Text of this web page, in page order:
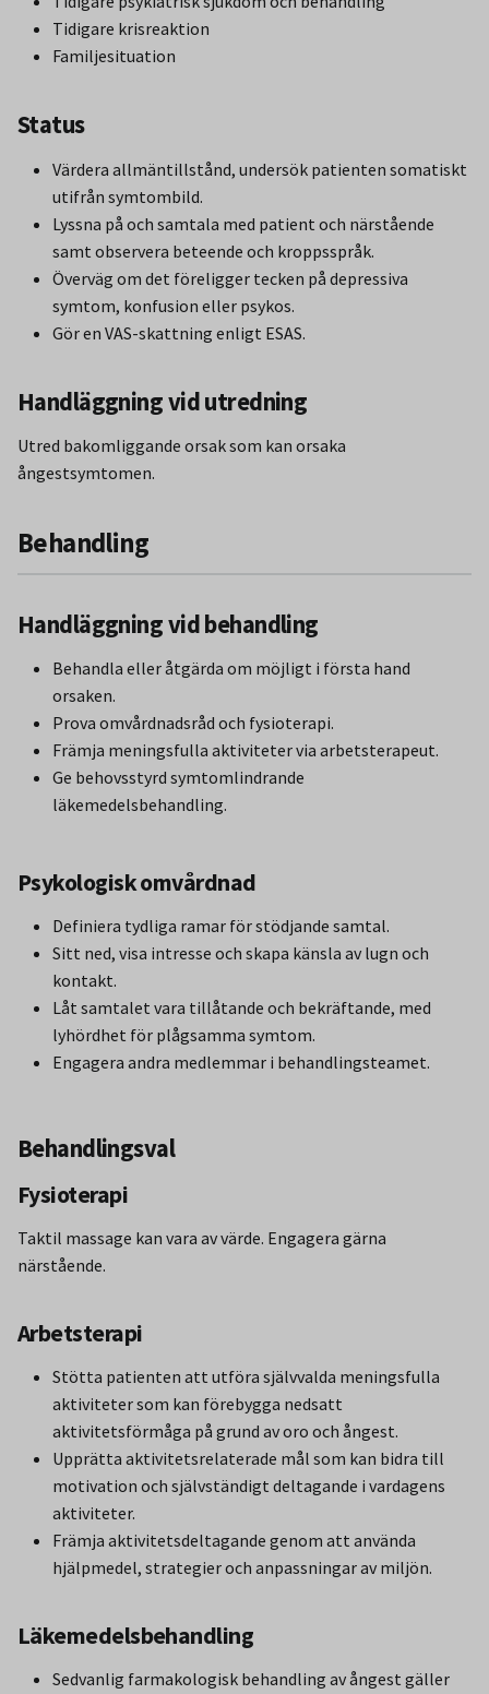
Tidigare krisreaktion
Familjesituation
Status
Värdera allmäntillstånd, undersök patienten somatiskt
utifrån symtombild.
Lyssna på och samtala med patient och närstående
samt observera beteende och kroppsspråk.
Överväg om det föreligger tecken på depressiva
symtom, konfusion eller psykos.
Gör en VAS-skattning enligt ESAS.
Handläggning vid utredning
Utred bakomliggande orsak som kan orsaka
ångestsymtomen.
Behandling
Handläggning vid behandling
Behandla eller åtgärda om möjligt i första hand
orsaken.
Prova omvårdnadsråd och fysioterapi.
Främja meningsfulla aktiviteter via arbetsterapeut.
Ge behovsstyrd symtomlindrande
läkemedelsbehandling.
Psykologisk omvårdnad
Definiera tydliga ramar för stödjande samtal.
Sitt ned, visa intresse och skapa känsla av lugn och
kontakt.
Låt samtalet vara tillåtande och bekräftande, med
lyhördhet för plågsamma symtom.
Engagera andra medlemmar i behandlingsteamet.
Behandlingsval
Fysioterapi
Taktil massage kan vara av värde. Engagera gärna
närstående.
Arbetsterapi
Stötta patienten att utföra självvalda meningsfulla
aktiviteter som kan förebygga nedsatt
aktivitetsförmåga på grund av oro och ångest.
Upprätta aktivitetsrelaterade mål som kan bidra till
motivation och självständigt deltagande i vardagens
aktiviteter.
Främja aktivitetsdeltagande genom att använda
hjälpmedel, strategier och anpassningar av miljön.
Läkemedelsbehandling
Sedvanlig farmakologisk behandling av ångest gäller